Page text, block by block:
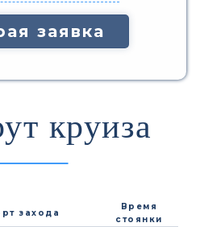
заявка
круиза
захода
Время
стоянки